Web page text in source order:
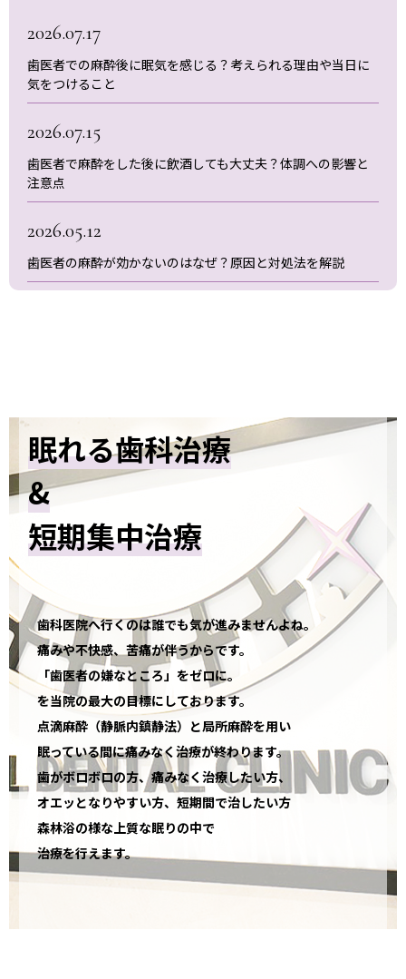
2026.07.17
歯医者での麻酔後に眠気を感じる？考えられる理由や当日に
気をつけること
2026.07.15
歯医者で麻酔をした後に飲酒しても大丈夫？体調への影響と
注意点
2026.05.12
歯医者の麻酔が効かないのはなぜ？原因と対処法を解説
子どもの歯医者での麻酔は何歳から？使用する目安と注意点
2026.03.03
歯医者の麻酔は妊婦でも受けられる？知っておきたい注意点
を解説
2026.01.27
歯医者の麻酔で動悸が起きる原因とは？不安を和らげるため
の対策と対処法
2026.01.14
歯医者の麻酔はなぜ痛い？痛みの原因と和らげる対処法を解
説
2025.12.16
無痛治療の歯医者をお探しの方へ 麻酔を活用した無痛治療の
特徴と流れ
2025.10.25
眠れる歯科治療
&
短期集中治療
歯科医院へ行くのは誰でも気が進みませんよね。
痛みや不快感、苦痛が伴うからです。
「歯医者の嫌なところ」をゼロに。
を当院の最大の目標にしております。
点滴麻酔（静脈内鎮静法）と局所麻酔を用い
眠っている間に痛みなく治療が終わります。
歯がボロボロの方、痛みなく治療したい方、
オエッとなりやすい方、短期間で治したい方
森林浴の様な上質な眠りの中で
治療を行えます。